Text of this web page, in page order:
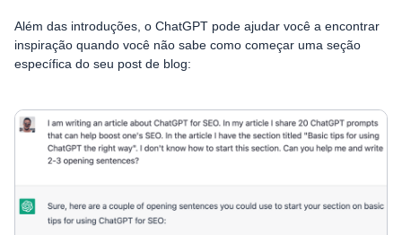
Além das introduções, o ChatGPT pode ajudar você a encontrar
inspiração quando você não sabe como começar uma seção
específica do seu post de blog: